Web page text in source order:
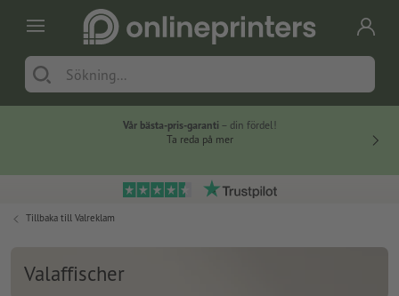
Vår bästa-pris-garanti – din fördel!
Ta reda på mer
Tillbaka till Valreklam
Valaffischer